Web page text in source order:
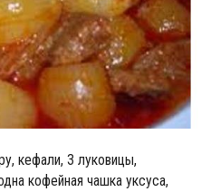
кефали, 3 луковицы,
кофейная чашка уксуса,